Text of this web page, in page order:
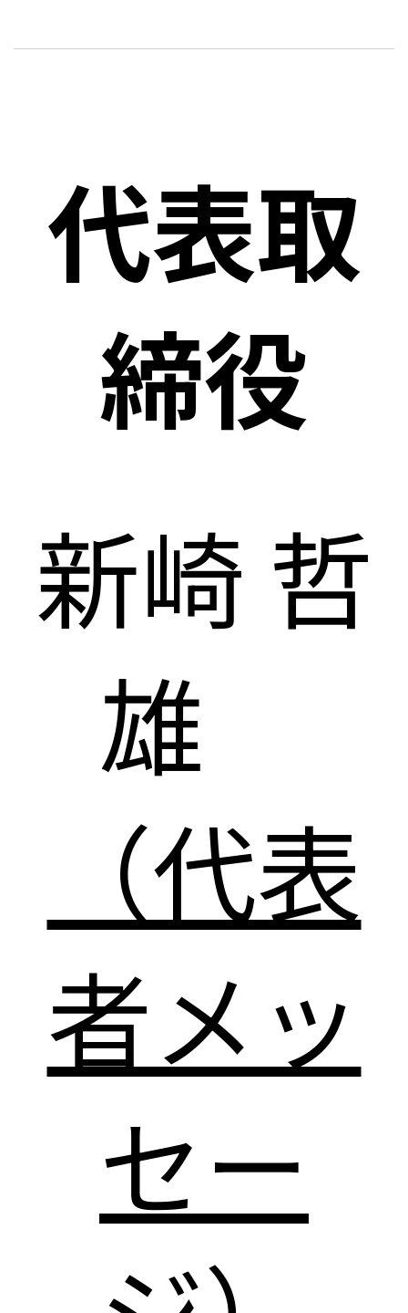
代表取
締役
新崎 哲
雄
（代表
者メッ
セー